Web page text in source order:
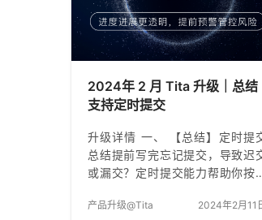
2024年 2 月 Tita 升级｜总结
支持定时提交
升级详情 一、 【总结】定时提
总结提前写完忘记提交，导致迟
或漏交？定时提交能力帮助你按
启定时提交，填写好内容与设定
产品升级@Tita 2024年2月11